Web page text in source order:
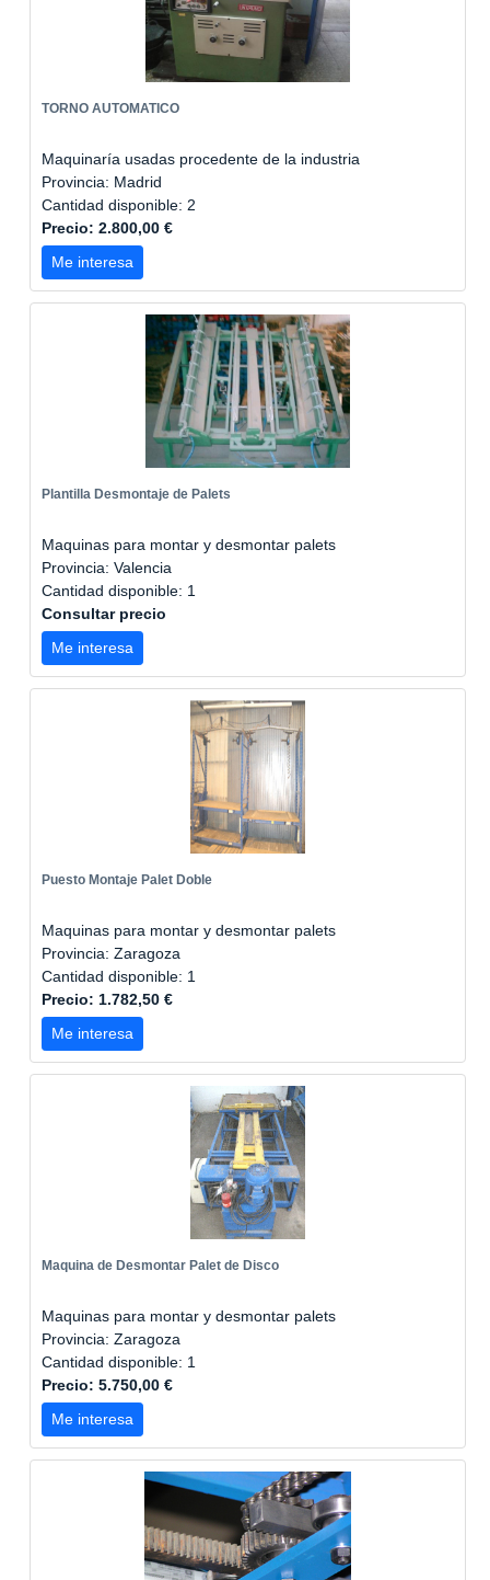
TORNO AUTOMATICO
Maquinaría usadas procedente de la industria
Provincia: Madrid
Cantidad disponible: 2
Precio: 2.800,00 €
Me interesa
Plantilla Desmontaje de Palets
Maquinas para montar y desmontar palets
Provincia: Valencia
Cantidad disponible: 1
Consultar precio
Me interesa
Puesto Montaje Palet Doble
Maquinas para montar y desmontar palets
Provincia: Zaragoza
Cantidad disponible: 1
Precio: 1.782,50 €
Me interesa
Maquina de Desmontar Palet de Disco
Maquinas para montar y desmontar palets
Provincia: Zaragoza
Cantidad disponible: 1
Precio: 5.750,00 €
Me interesa